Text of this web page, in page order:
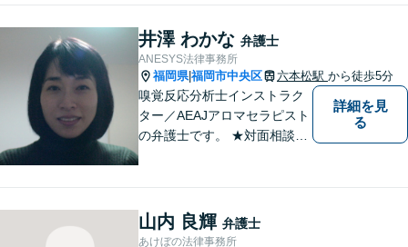
応】【遠隔地からのご依頼・
ご相談歓迎】あなたのために
全力で事件と向き合います！
井澤 わかな 弁護士
ANESYS法律事務所
福岡県|福岡市中央区 六本松駅 から徒歩5分
嗅覚反応分析士インストラク
ター／AEAJアロマセラピスト
の弁護士です。 ★対面相談が
日／夜間も、時間帯等によっ
て対応可です ★法テラス利用
詳細を見
る
山内 良輝 弁護士
あけぼの法律事務所